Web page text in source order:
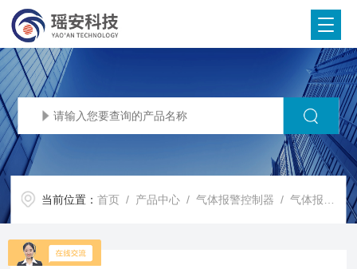
当前位置：首页 / 产品中心 /气体报警控制器 /气体报警控制柜